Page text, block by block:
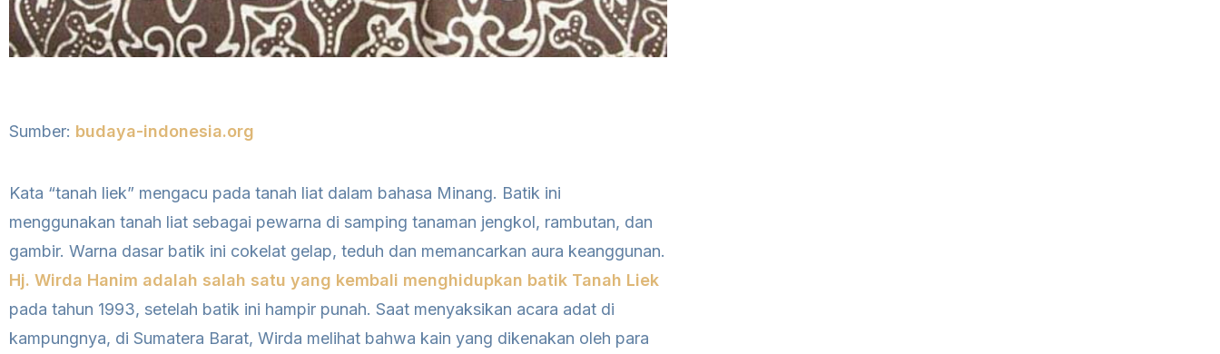
Sumber: budaya-indonesia.org
Kata “tanah liek” mengacu pada tanah liat dalam bahasa Minang. Batik ini
menggunakan tanah liat sebagai pewarna di samping tanaman jengkol, rambutan, dan
gambir. Warna dasar batik ini cokelat gelap, teduh dan memancarkan aura keanggunan.
Hj. Wirda Hanim adalah salah satu yang kembali menghidupkan batik Tanah Liek
pada tahun 1993, setelah batik ini hampir punah. Saat menyaksikan acara adat di
kampungnya, di Sumatera Barat, Wirda melihat bahwa kain yang dikenakan oleh para